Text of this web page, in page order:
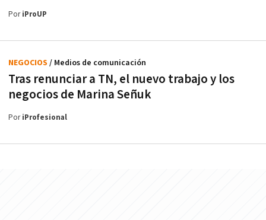
PoriProUP
Tras renunciar a TN, el nuevo trabajo y los
negocios de Marina Señuk
NEGOCIOS / Medios de comunicación
PoriProfesional